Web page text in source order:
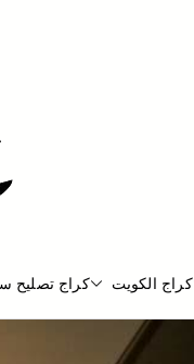
كراج الكويت كراج تصليح